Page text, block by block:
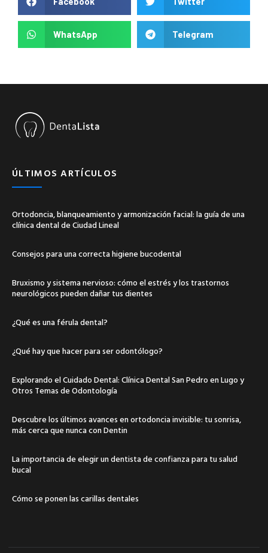
WhatsApp Telegram
ÚLTIMOS ARTÍCULOS
Ortodoncia, blanqueamiento y armonización facial: la guía de una
clínica dental de Ciudad Lineal
Consejos para una correcta higiene bucodental
Bruxismo y sistema nervioso: cómo el estrés y los trastornos
neurológicos pueden dañar tus dientes
¿Qué es una férula dental?
¿Qué hay que hacer para ser odontólogo?
Explorando el Cuidado Dental: Clínica Dental San Pedro en Lugo y
Otros Temas de Odontología
Descubre los últimos avances en ortodoncia invisible: tu sonrisa,
más cerca que nunca con Dentin
La importancia de elegir un dentista de confianza para tu salud
bucal
Cómo se ponen las carillas dentales